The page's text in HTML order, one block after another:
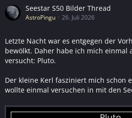
Seestar S50 Bilder Thread
AstroPingu 26. Juli 2026
Letzte Nacht war es entgegen der
bewölkt. Daher habe ich mich einmal
versucht: Pluto.
Der kleine Kerl fasziniert mich schon
wollte einmal versuchen in mit den